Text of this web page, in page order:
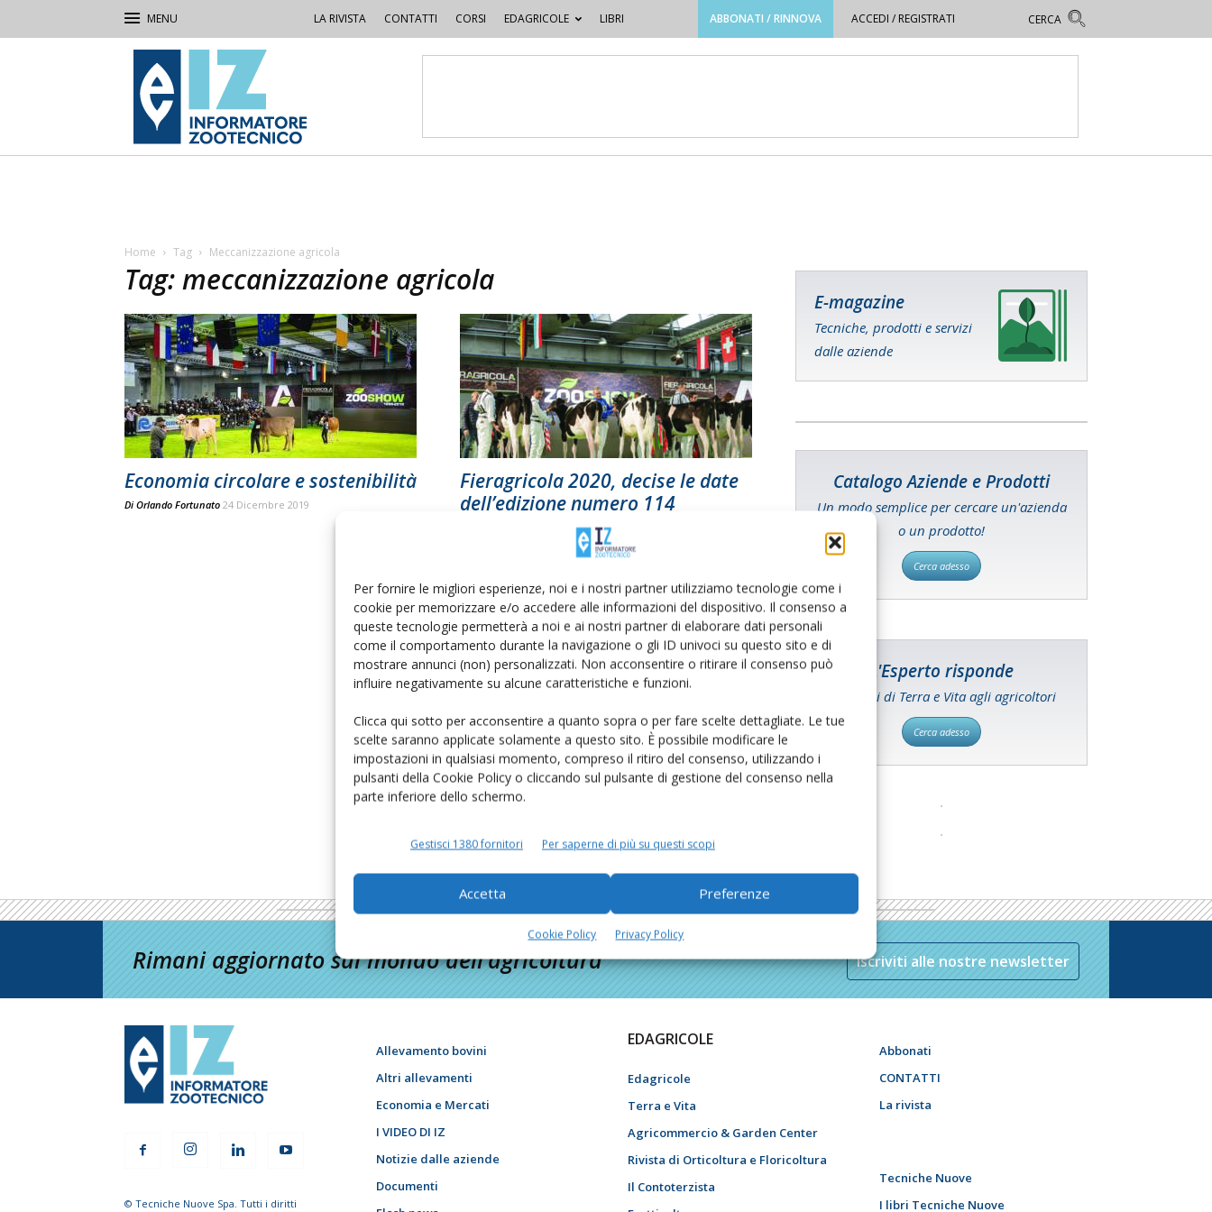
Per fornire le migliori esperienze, noi e i nostri partner utilizziamo tecnologie come i
cookie per memorizzare e/o accedere alle informazioni del dispositivo. Il consenso a
queste tecnologie permetterà a noi e ai nostri partner di elaborare dati personali
come il comportamento durante la navigazione o gli ID univoci su questo sito e di
mostrare annunci (non) personalizzati. Non acconsentire o ritirare il consenso può
influire negativamente su alcune caratteristiche e funzioni.
Clicca qui sotto per acconsentire a quanto sopra o per fare scelte dettagliate. Le tue
scelte saranno applicate solamente a questo sito. È possibile modificare le
impostazioni in qualsiasi momento, compreso il ritiro del consenso, utilizzando i
pulsanti della Cookie Policy o cliccando sul pulsante di gestione del consenso nella
parte inferiore dello schermo.
Gestisci 1380 fornitori Per saperne di più su questi scopi
Accetta Preferenze
Cookie Policy Privacy Policy
LA RIVISTA CONTATTI CORSI EDAGRICOLE LIBRI ABBONATI / RINNOVA ACCEDI / REGISTRATI
IZ
Informatore
Zootecnico
Home Tag Meccanizzazione agricola
Tag: meccanizzazione agricola
Economia circolare e sostenibilità
Di Orlando Fortunato 24 Dicembre 2019
Fieragricola 2020, decise le date
dell’edizione numero 114
Redazione Informatore Zootecnico
E-magazine
Tecniche, prodotti e servizi
dalle aziende
Catalogo Aziende e Prodotti
Un modo semplice per cercare un'azienda
o un prodotto!
Cerca adesso
L'Esperto risponde
I consigli di Terra e Vita agli agricoltori
Cerca adesso
Rimani aggiornato sul mondo dell’agricoltura Iscriviti alle nostre newsletter
© Tecniche Nuove Spa. Tutti i diritti
Allevamento bovini
Altri allevamenti
Economia e Mercati
I VIDEO DI IZ
Notizie dalle aziende
Documenti
EDAGRICOLE
Edagricole
Terra e Vita
Agricommercio & Garden Center
Rivista di Orticoltura e Floricoltura
Il Contoterzista
Abbonati
CONTATTI
La rivista
Tecniche Nuove
I libri Tecniche Nuove